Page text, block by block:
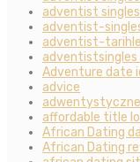
adventist
adventist-
adventist-
Adventure date
advice
affordable title
African Dating
African Dating